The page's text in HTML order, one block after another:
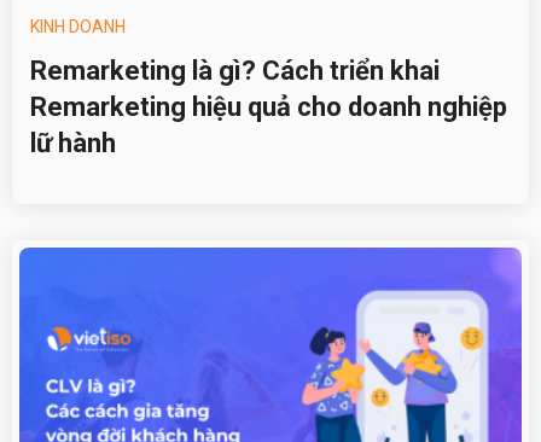
KINH DOANH
Remarketing là gì? Cách triển khai
Remarketing hiệu quả cho doanh nghiệp
lữ hành